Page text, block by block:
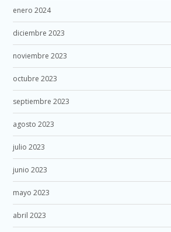
enero 2024
diciembre 2023
noviembre 2023
octubre 2023
septiembre 2023
agosto 2023
julio 2023
junio 2023
mayo 2023
abril 2023